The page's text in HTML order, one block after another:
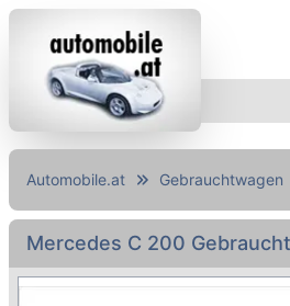
Automobile.at Gebrauchtwagen
Mercedes C 200